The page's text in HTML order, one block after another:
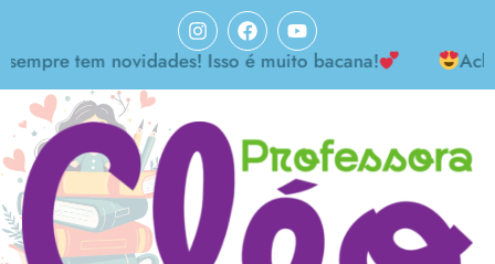
tem novidades! Isso é muito bacana! Achei